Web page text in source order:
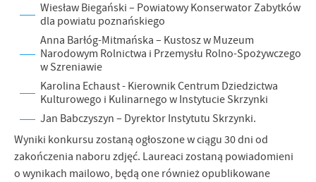
Wiesław Biegański – Powiatowy Konserwator Zabytków
dla powiatu poznańskiego
Anna Barłóg-Mitmańska – Kustosz w Muzeum
Narodowym Rolnictwa i Przemysłu Rolno-Spożywczego
w Szreniawie
Karolina Echaust - Kierownik Centrum Dziedzictwa
Kulturowego i Kulinarnego w Instytucie Skrzynki
Jan Babczyszyn – Dyrektor Instytutu Skrzynki.
Wyniki konkursu zostaną ogłoszone w ciągu 30 dni od
zakończenia naboru zdjęć. Laureaci zostaną powiadomieni
o wynikach mailowo, będą one również opublikowane